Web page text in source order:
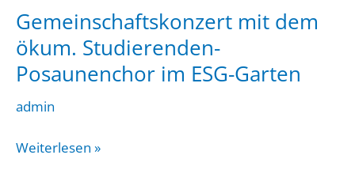
Gemeinschaftskonzert mit dem
ökum. Studierenden-
Posaunenchor im ESG-Garten
admin
Gemeinschaftskonzert
Weiterlesen »